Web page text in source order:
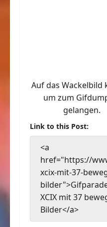
Auf das Wackelbild
um zum
gelangen.
Link to this Post:
<a
href="https://
xcix-mit-37-
XCIX mit 37
Bilder</a>